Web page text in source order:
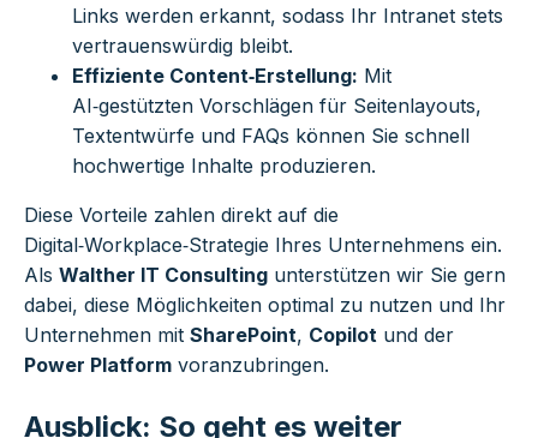
Links werden erkannt, sodass Ihr Intranet stets
vertrauenswürdig bleibt.
Effiziente Content‑Erstellung: Mit
AI‑gestützten Vorschlägen für Seitenlayouts,
Textentwürfe und FAQs können Sie schnell
hochwertige Inhalte produzieren.
Diese Vorteile zahlen direkt auf die
Digital‑Workplace‑Strategie Ihres Unternehmens ein.
Als Walther IT Consulting unterstützen wir Sie gern
dabei, diese Möglichkeiten optimal zu nutzen und Ihr
Unternehmen mit SharePoint, Copilot und der
Power Platform voranzubringen.
Ausblick: So geht es weiter